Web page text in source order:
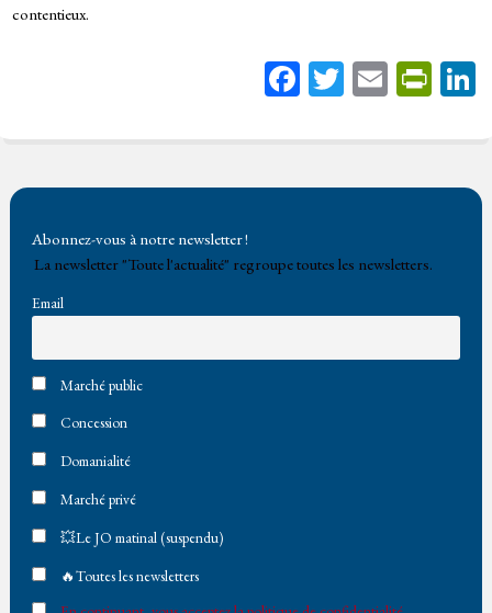
contentieux.
Fa
bo
ok
T
tt
er
E
ail
Pr
tF
rie
Abonnez-vous à notre newsletter !
La newsletter "Toute l'actualité" regroupe toutes les newsletters.
Email
Marché public
Concession
Domanialité
Marché privé
💥Le JO matinal (suspendu)
🔥Toutes les newsletters